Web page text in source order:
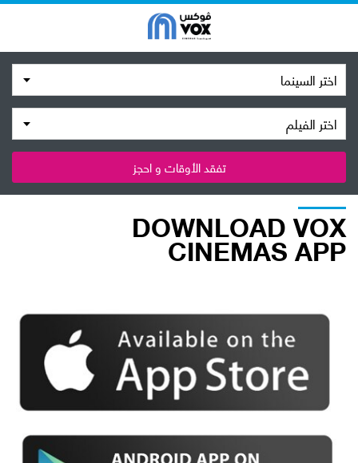
اختر السينما
اختر الفيلم
تفقد الأوقات و احجز
DOWNLOAD VOX
CINEMAS APP